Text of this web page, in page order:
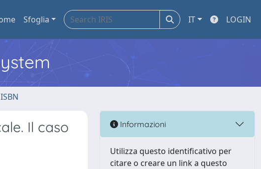
Sfoglia IT LOGIN
Il caso
Informazioni
Utilizza questo identificativo per
citare o creare un link a questo